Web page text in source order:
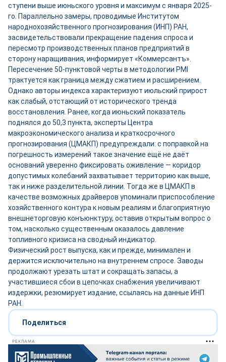
ступени выше июньского уровня и максимум с января 2025-
го. Параллельно замеры, проводимые Институтом
народнохозяйственного прогнозирования (ИНП) РАН,
засвидетельствовали прекращение падения спроса и
пересмотр производственных планов предприятий в
сторону наращивания, информирует «Коммерсантъ».
Пересечение 50-пунктовой черты в методологии PMI
трактуется как граница между сжатием и расширением.
Однако авторы индекса характеризуют июльский прирост
как слабый, отстающий от исторического тренда
восстановления. Ранее, когда июньский показатель
поднялся до 50,3 пункта, эксперты Центра
макроэкономического анализа и краткосрочного
прогнозирования (ЦМАКП) предупреждали: с поправкой на
погрешность измерений такое значение ещё не даёт
оснований уверенно фиксировать оживление — коридор
допустимых колебаний захватывает территорию как выше,
так и ниже разделительной линии. Тогда же в ЦМАКП в
качестве возможных драйверов упоминали приспособление
хозяйственного контура к новым реалиям и благоприятную
внешнеторговую конъюнктуру, оставив открытым вопрос о
том, насколько существенным оказалось давление
топливного кризиса на сводный индикатор.
Физический рост выпуска, как и прежде, минимален и
держится исключительно на внутреннем спросе. Заводы
продолжают урезать штат и сокращать запасы, а
участившиеся сбои в цепочках снабжения увеличивают
издержки, резюмирует издание, ссылаясь на данные ИНП
РАН.
Поделиться
РЕКЛАМА